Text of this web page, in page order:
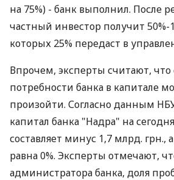
на 75%) - банк выполнил. После
частный инвестор получит 50%-
которых 25% передаст в
Впрочем, эксперты считают,
потребности банка в капитале
произойти. Согласно данным
капитал банка "Надра" на
составляет минус 1,7 млрд. грн.,
равна 0%. Эксперты отмечают,
администратора банка, доля